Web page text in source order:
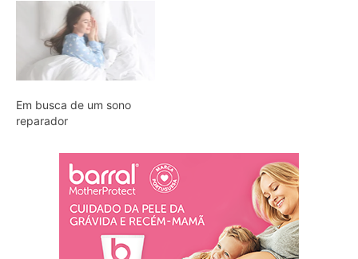
Em busca de um sono
reparador